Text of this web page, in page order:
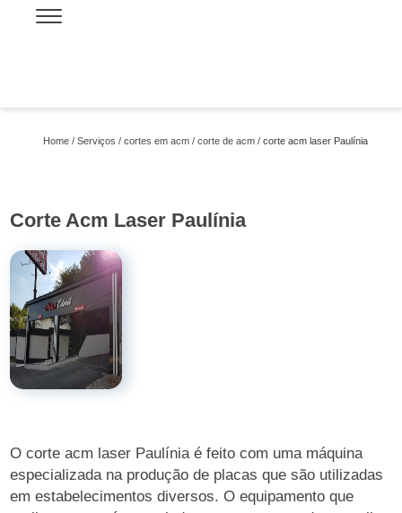
Home Serviços cortes em acm corte de acm corte acm laser Paulínia
Corte Acm Laser Paulínia
O corte acm laser Paulínia é feito com uma máquina
especializada na produção de placas que são utilizadas
em estabelecimentos diversos. O equipamento que